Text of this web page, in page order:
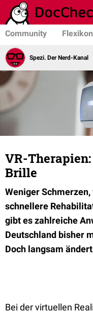
Community Flexikon
Spezi. Der Nerd-Kanal
VR-
Brille
Weniger
schnellere
gibt es zahlreiche
Deutschland bisher
Doch langsam
Bei der virtuellen